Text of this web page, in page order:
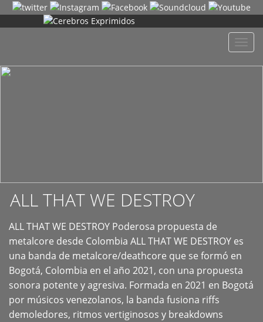
ALL THAT WE DESTROY
ALL THAT WE DESTROY Poderosa propuesta de
metalcore desde Colombia ALL THAT WE DESTROY es
una banda de metalcore/deathcore que se formó en
Bogotá, Colombia en el año 2021, con una propuesta
sonora potente y agresiva. Formada en 2021 en Bogotá
por músicos venezolanos, la banda fusiona riffs
demoledores, ritmos vertiginosos y breakdowns
+